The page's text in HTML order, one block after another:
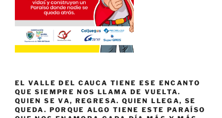
EL VALLE DEL CAUCA TIENE ESE ENCANTO
QUE SIEMPRE NOS LLAMA DE VUELTA.
QUIEN SE VA, REGRESA. QUIEN LLEGA, SE
QUEDA. PORQUE ALGO TIENE ESTE PARAÍSO